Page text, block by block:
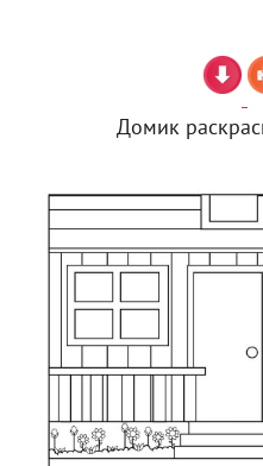
Домик